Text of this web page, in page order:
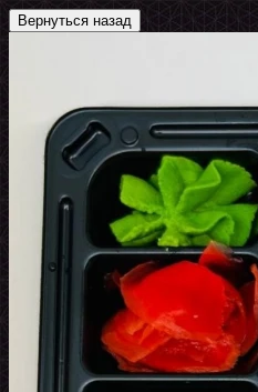
Вернуться назад